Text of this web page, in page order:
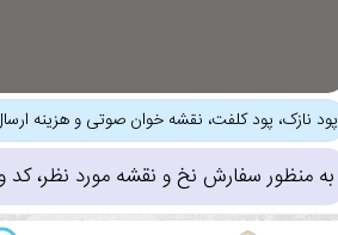
پود نازک، پود کلفت، نقشه خوان صوتی و هزینه
به منظور سفارش نخ و نقشه مورد نظر،